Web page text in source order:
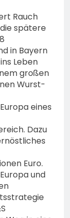
Rauch
spätere
in Bayern
Leben
großen
Wurst-
eines
Dazu
Euro.
und